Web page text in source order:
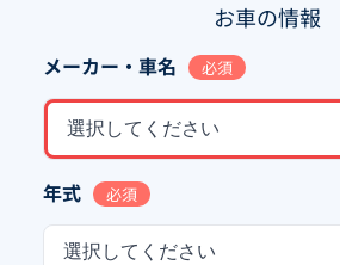
お車の情報
メーカー・車名 必須
選択してください
年式 必須
選択してください